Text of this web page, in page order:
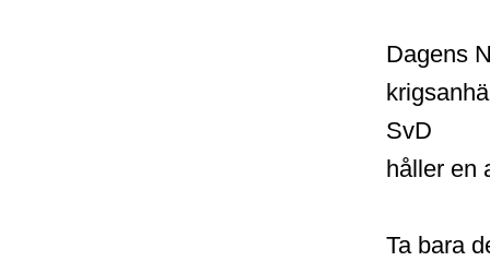
Dagens
SvD
håller en
Ta bara